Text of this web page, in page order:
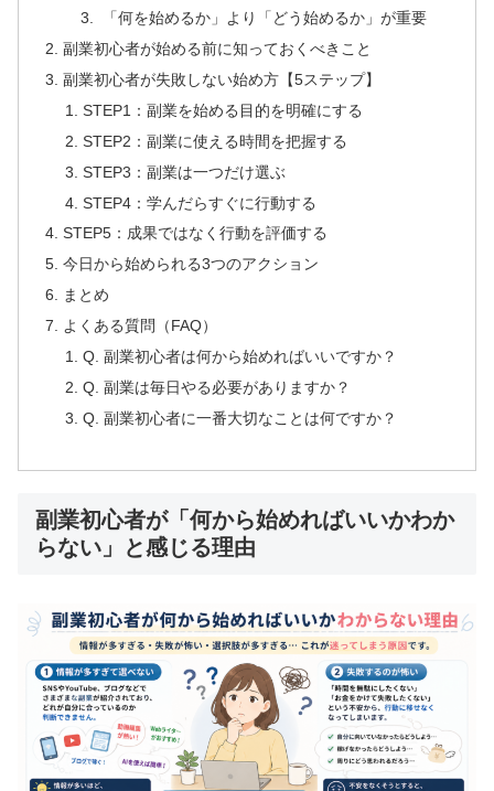
「何を始めるか」より「どう始めるか」が重要
副業初心者が始める前に知っておくべきこと
副業初心者が失敗しない始め方【5ステップ】
STEP1：副業を始める目的を明確にする
STEP2：副業に使える時間を把握する
STEP3：副業は一つだけ選ぶ
STEP4：学んだらすぐに行動する
STEP5：成果ではなく行動を評価する
今日から始められる3つのアクション
まとめ
よくある質問（FAQ）
Q. 副業初心者は何から始めればいいですか？
Q. 副業は毎日やる必要がありますか？
Q. 副業初心者に一番大切なことは何ですか？
副業初心者が「何から始めればいいかわか
らない」と感じる理由